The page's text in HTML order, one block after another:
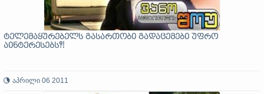
ტელემაყურებელს გასართობი გადაცემები უფრო
აინტერესებს?!
აპრილი 06 2011